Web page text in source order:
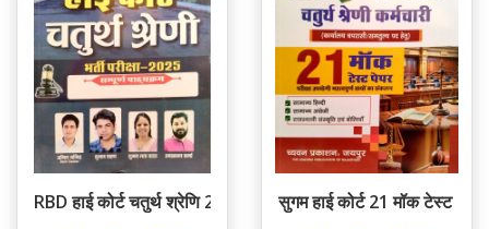
RBD हाई कोर्ट चतुर्थ श्रेणि 2025 सुगम हाई कोर्ट 21 मॉक टेस्ट पेपर